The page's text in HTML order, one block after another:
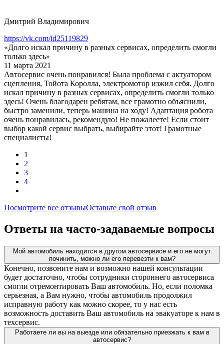
Дмитрий Владимирович
https://vk.com/id25119829
«Долго искал причину в разных сервисах, определить смогли
только здесь»
11 марта 2021
Автосервис очень понравился! Была проблема с актуатором
сцепления, Тойота Королла, электромотор изжил себя. Долго
искал причину в разных сервисах, определить смогли только
здесь! Очень благодарен ребятам, все грамотно объяснили,
быстро заменили, теперь машина на ходу! Адаптация робота
очень понравилась, рекомендую! Не пожалеете! Если стоит
выбор какой сервис выбрать, выбирайте этот! Грамотные
специалисты!
1
2
3
4
Посмотрите все отзывыОставьте свой отзыв
Ответы на часто-задаваемые вопросы
Мой автомобиль находится в другом автосервисе и его не могут
починить, можно ли его перевезти к вам?
Конечно, позвоните нам и возможно нашей консультации
будет достаточно, чтобы сотрудники стороннего автосервиса
смогли отремонтировать Ваш автомобиль. Но, если поломка
серьезная, а Вам нужно, чтобы автомобиль продолжил
исправную работу как можно скорее, то у нас есть
возможность доставить Ваш автомобиль на эвакуаторе к нам в
техсервис.
Работаете ли вы на выезде или обязательно приезжать к вам в
автосервис?